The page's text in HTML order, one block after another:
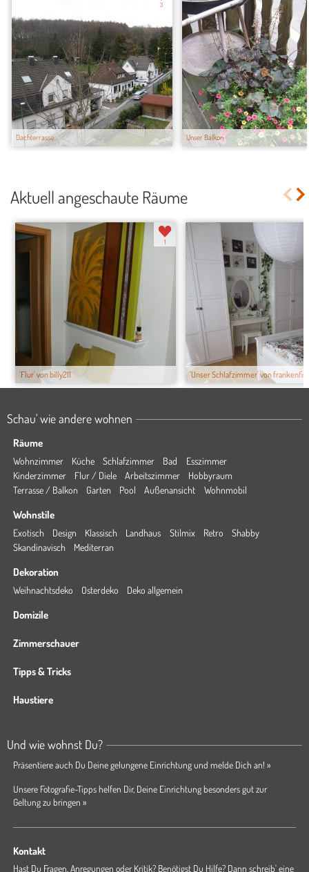
Dachterrasse
3
Unser Balkon
Aktuell angeschaute Räume
'Flur' von billy211
1
'Unser Schlafzimmer' von
Schau' wie andere wohnen
Räume
Wohnzimmer Küche Schlafzimmer Bad
Esszimmer
Kinderzimmer
Flur / Diele Arbeitszimmer
Hobbyraum
Terrasse / Balkon
Garten Pool Außenansicht Wohnmobil
Wohnstile
Exotisch Design Klassisch Landhaus Stilmix Retro
Shabby
Skandinavisch
Mediterran
Dekoration
Weihnachtsdeko Osterdeko Deko allgemein
Domizile
Zimmerschauer
Tipps & Tricks
Haustiere
Und wie wohnst Du?
Präsentiere auch Du Deine gelungene Einrichtung und melde Dich an! »
Unsere Fotografie-Tipps helfen Dir, Deine Einrichtung besonders gut zur
Geltung zu bringen »
Kontakt
Hast Du Fragen, Anregungen oder Kritik? Benötigst Du Hilfe? Dann schreib' eine